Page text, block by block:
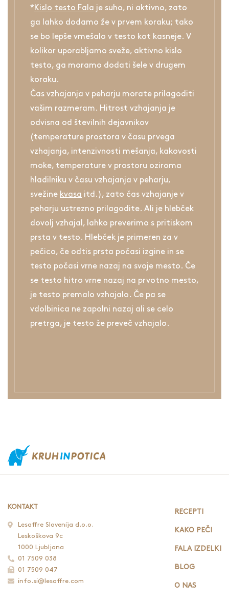
* Kislo testo Fala je suho, ni aktivno, zato
ga lahko dodamo že v prvem koraku; tako
se bo lepše vmešalo v testo kot kasneje. V
kolikor uporabljamo sveže, aktivno kislo
testo, ga moramo dodati šele v drugem
koraku.
Čas vzhajanja v peharju morate prilagoditi
vašim razmeram. Hitrost vzhajanja je
odvisna od številnih dejavnikov
(temperature prostora v času prvega
vzhajanja, intenzivnosti mešanja, kakovosti
moke, temperature v prostoru oziroma
hladilniku v času vzhajanja v peharju,
svežine kvasa itd.), zato čas vzhajanje v
peharju ustrezno prilagodite. Ali je hlebček
dovolj vzhajal, lahko preverimo s pritiskom
prsta v testo. Hlebček je primeren za v
pečico, če odtis prsta počasi izgine in se
testo počasi vrne nazaj na svoje mesto. Če
se testo hitro vrne nazaj na prvotno mesto,
je testo premalo vzhajalo. Če pa se
vdolbinica ne zapolni nazaj ali se celo
pretrga, je testo že preveč vzhajalo.
KONTAKT
Lesaffre Slovenija d.o.o.
Leskoškova 9c
1000 Ljubljana
01 7509 038
01 7509 047
info.si@lesaffre.com
RECEPTI
KAKO PEČI
FALA IZDELKI
BLOG
O NAS